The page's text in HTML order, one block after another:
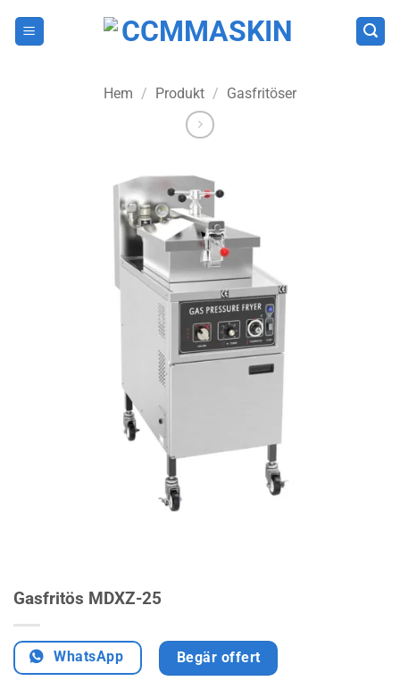
Hem / Produkt / Gasfritöser
Gasfritös MDXZ-25
WhatsApp Begär offert